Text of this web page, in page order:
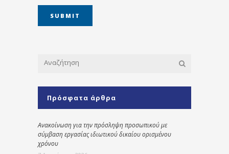
Πρόσφατα άρθρα
Ανακοίνωση για την πρόσληψη προσωπικού με
σύμβαση εργασίας ιδιωτικού δικαίου ορισμένου
χρόνου